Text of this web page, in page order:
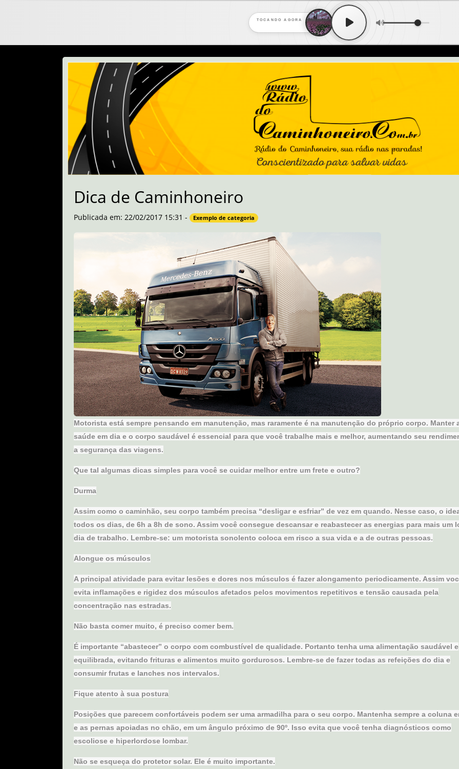
TOCANDO AGORA
Dica de Caminhoneiro
Publicada em: 22/02/2017 15:31 - Exemplo de categoria
Motorista está sempre pensando em manutenção, mas raramente é na manutenção do próprio corpo. Manter
saúde em dia e o corpo saudável é essencial para que você trabalhe mais e melhor, aumentando seu
a segurança das viagens.
Que tal algumas dicas simples para você se cuidar melhor entre um frete e outro?
Durma
Assim como o caminhão, seu corpo também precisa “desligar e esfriar” de vez em quando. Nesse caso, o
todos os dias, de 6h a 8h de sono. Assim você consegue descansar e reabastecer as energias para mais um
dia de trabalho. Lembre-se: um motorista sonolento coloca em risco a sua vida e a de outras pessoas.
Alongue os músculos
A principal atividade para evitar lesões e dores nos músculos é fazer alongamento periodicamente. Assim
evita inflamações e rigidez dos músculos afetados pelos movimentos repetitivos e tensão causada pela
concentração nas estradas.
Não basta comer muito, é preciso comer bem.
É importante “abastecer” o corpo com combustível de qualidade. Portanto tenha uma alimentação saudável e
equilibrada, evitando frituras e alimentos muito gordurosos. Lembre-se de fazer todas as refeições do dia e
consumir frutas e lanches nos intervalos.
Fique atento à sua postura
Posições que parecem confortáveis podem ser uma armadilha para o seu corpo. Mantenha sempre a coluna
e as pernas apoiadas no chão, em um ângulo próximo de 90º. Isso evita que você tenha diagnósticos como
escoliose e hiperlordose lombar.
Não se esqueça do protetor solar. Ele é muito importante.